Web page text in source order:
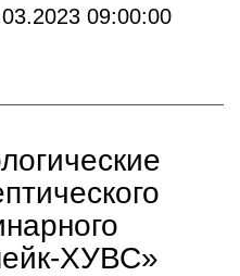
09:00:00
ХУВС»